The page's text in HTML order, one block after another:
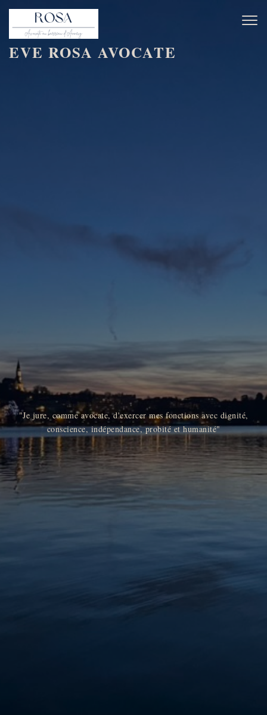
EVE ROSA AVOCATE
"Je jure, comme avocate, d'exercer mes fonctions avec dignité,
conscience, indépendance, probité et humanité"